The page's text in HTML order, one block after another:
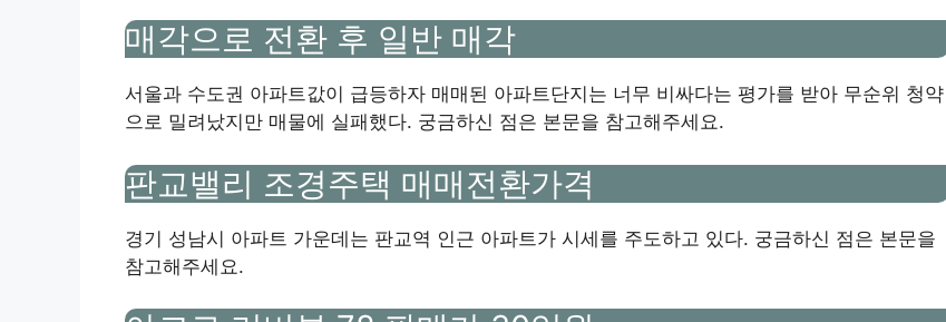
매각으로 전환 후 일반 매각
서울과 수도권 아파트값이 급등하자 매매된 아파트단지는 너무 비싸다는 평가를 받아 무순위 청약
으로 밀려났지만 매물에 실패했다. 궁금하신 점은 본문을 참고해주세요.
판교밸리 조경주택 매매전환가격
경기 성남시 아파트 가운데는 판교역 인근 아파트가 시세를 주도하고 있다. 궁금하신 점은 본문을
참고해주세요.